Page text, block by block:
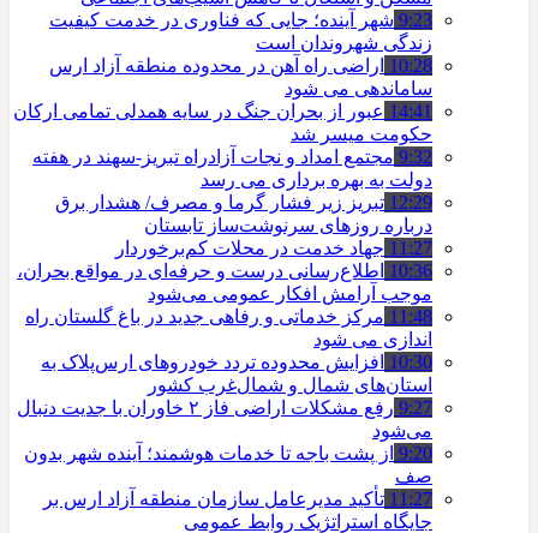
9:23 شهر آینده؛ جایی که فناوری در خدمت کیفیت
زندگی شهروندان است
10:28 اراضی راه آهن در محدوده منطقه آزاد ارس
ساماندهی می شود
14:41 عبور از بحران جنگ در سایه همدلی تمامی ارکان
حکومت میسر شد
9:32 مجتمع امداد و نجات آزادراه تبریز-سهند در هفته
دولت به بهره ‌برداری می‌ رسد
12:29 تبریز زیر فشار گرما و مصرف/ هشدار برق
درباره روزهای سرنوشت‌ساز تابستان
11:27 جهاد خدمت در محلات کم‌برخوردار
10:36 اطلاع‌رسانی درست و حرفه‌ای در مواقع بحران،
موجب آرامش افکار عمومی می‌شود
11:48 مرکز خدماتی و رفاهی جدید در باغ گلستان راه
اندازی می شود
10:30 افزایش محدوده تردد خودروهای ارس‌پلاک به
استان‌های شمال و شمال‌غرب کشور
9:27
رفع مشکلات اراضی فاز ۲ خاوران با جدیت دنبال
می‌شود
9:20 از پشت باجه تا خدمات هوشمند؛ آینده شهر بدون
صف
11:27 تأکید مدیرعامل سازمان منطقه آزاد ارس بر
جایگاه استراتژیک روابط عمومی